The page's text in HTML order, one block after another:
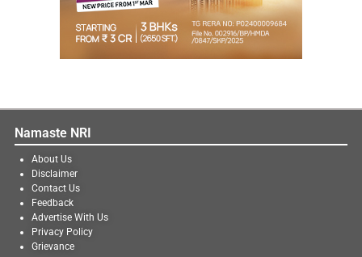
Namaste NRI
About Us
Disclaimer
Contact Us
Feedback
Advertise With Us
Privacy Policy
Grievance